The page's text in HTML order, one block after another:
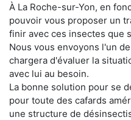
À La Roche-sur-Yon, en
pouvoir vous proposer un
finir avec ces insectes que
Nous vous envoyons l'un
chargera d'évaluer la
avec lui au besoin.
La bonne solution pour se
pour toute des cafards
une structure de